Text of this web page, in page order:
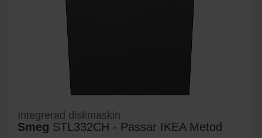
Integrerad diskmaskin
Smeg STL332CH - Passar IKEA Metod